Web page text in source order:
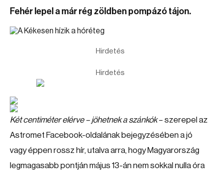
Fehér lepel a már rég zöldben pompázó tájon.
Hirdetés
Hirdetés
Két centiméter elérve – jöhetnek a szánkók– szerepel az
Astromet Facebook-oldalának bejegyzésében a jó
vagy éppen rossz hír, utalva arra, hogy Magyarország
legmagasabb pontján május 13-án nem sokkal nulla óra